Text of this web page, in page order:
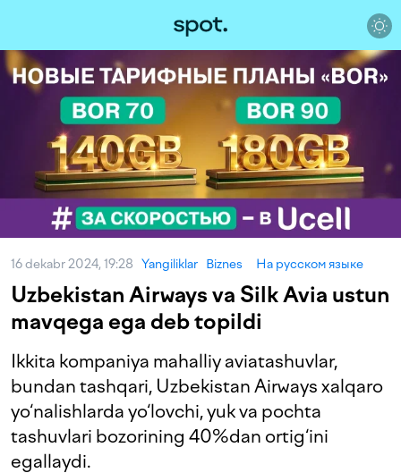
16 dekabr 2024, 19:28 Yangiliklar Biznes На русском языке
Uzbekistan Airways va Silk Avia ustun
mavqega ega deb topildi
Ikkita kompaniya mahalliy aviatashuvlar,
bundan tashqari, Uzbekistan Airways xalqaro
yo‘nalishlarda yo‘lovchi, yuk va pochta
tashuvlari bozorining 40%dan ortig‘ini
egallaydi.